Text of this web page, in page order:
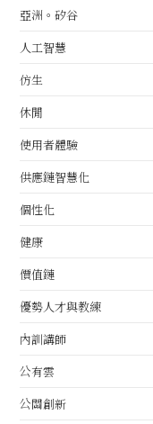
亞洲。矽谷
人工智慧
仿生
休閒
使用者體驗
供應鏈智慧化
個性化
健康
價值鏈
優勢人才與教練
內訓講師
公有雲
公關創新